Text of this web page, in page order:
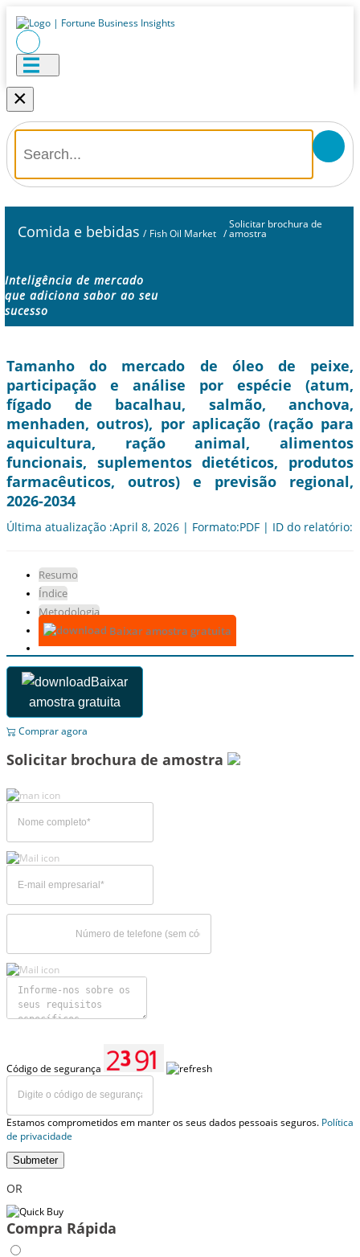
×
Comida e bebidas / Fish Oil Market /
Solicitar brochura de
amostra
Inteligência de mercado
que adiciona sabor ao seu
sucesso
Tamanho do mercado de óleo de peixe,
participação e análise por espécie (atum,
fígado de bacalhau, salmão, anchova,
menhaden, outros), por aplicação (ração para
aquicultura, ração animal, alimentos
funcionais, suplementos dietéticos, produtos
farmacêuticos, outros) e previsão regional,
2026-2034
Última atualização :April 8, 2026 | Formato:PDF | ID do relatório:
Resumo
Índice
Metodologia
Baixar amostra gratuita
Baixar
amostra gratuita
Comprar agora
Solicitar brochura de amostra
Código de segurança
Estamos comprometidos em manter os seus dados pessoais seguros. Política
de privacidade
Submeter
OR
Compra Rápida